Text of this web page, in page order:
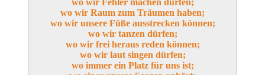
wo wir Raum zum Träumen haben;
wo wir unsere Füße ausstrecken können;
wo wir tanzen dürfen;
wo wir frei heraus reden können;
wo wir laut singen dürfen;
wo immer ein Platz für uns ist;